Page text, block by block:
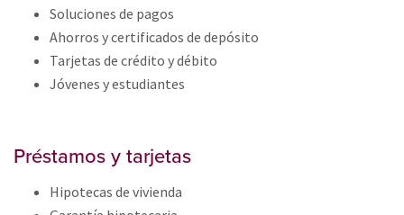
Soluciones de pagos
Ahorros y certificados de depósito
Tarjetas de crédito y débito
Jóvenes y estudiantes
Préstamos y tarjetas
Hipotecas de vivienda